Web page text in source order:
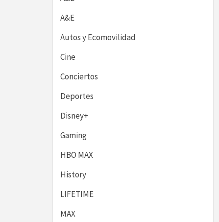
A&E
Autos y Ecomovilidad
Cine
Conciertos
Deportes
Disney+
Gaming
HBO MAX
History
LIFETIME
MAX